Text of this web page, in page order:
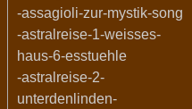
-assagioli-zur-mystik-song
-astralreise-1-weisses-
haus-6-esstuehle
-astralreise-2-
unterdenlinden-